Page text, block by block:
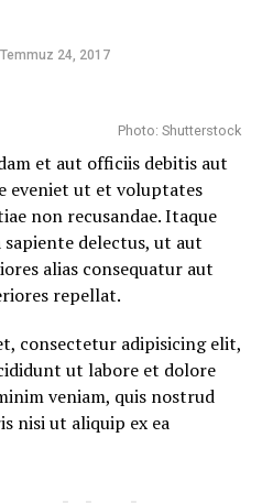
quia voluptas sit
sed quia consequuntur
voluptatem sequi
est et expedita distinctio.
nobis est eligendi optio
id quod maxime placeat
assumenda est, omnis
deserunt mollit anim
Temmuz 24, 2017
Photo: Shutterstock
et aut officiis debitis aut
eveniet ut et voluptates
non recusandae. Itaque
delectus, ut aut
alias consequatur aut
repellat.
consectetur adipisicing elit,
ut labore et dolore
veniam, quis nostrud
nisi ut aliquip ex ea